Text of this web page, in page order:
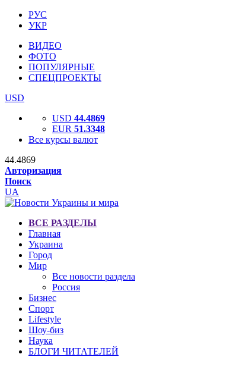
РУС
УКР
ВИДЕО
ФОТО
ПОПУЛЯРНЫЕ
СПЕЦПРОЕКТЫ
USD
USD 44.4869
EUR 51.3348
Все курсы валют
44.4869
Авторизация
Поиск
UA
ВСЕ РАЗДЕЛЫ
Главная
Украина
Город
Мир
Все новости раздела
Россия
Бизнес
Спорт
Lifestyle
Шоу-биз
Наука
БЛОГИ ЧИТАТЕЛЕЙ